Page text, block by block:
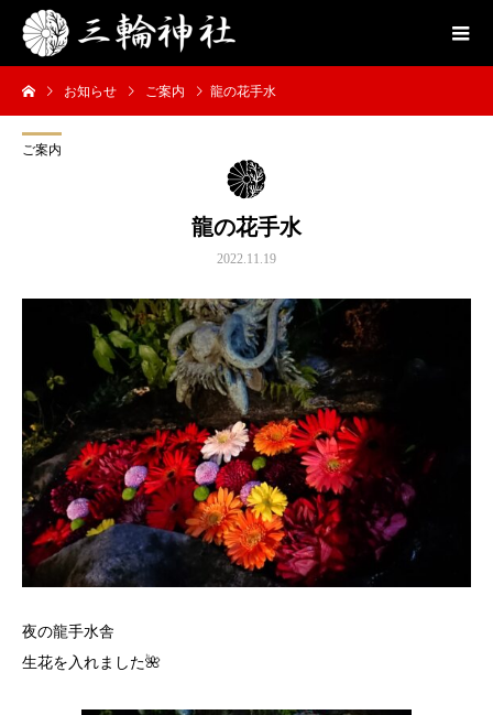
お知らせ ご案内 龍の花手水
ご案内
龍の花手水
2022.11.19
夜の龍手水舎
生花を入れました🌺